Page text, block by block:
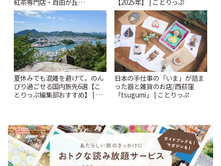
「YOTSUBA TEA」でのんびり
時間 | ことりっぷ
夏休みでも混雑を避けて。のん
びり過ごせる国内旅先6選【こ
とりっぷ編集部おすすめ】 | こ
日本の手仕事の「いま」が詰ま
った器と雑貨のお店/西荻窪
「tsugumi」 | ことりっぷ